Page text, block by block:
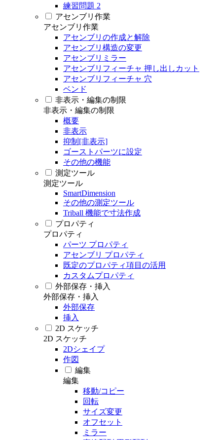
練習問題 2
アセンブリ作業
アセンブリ作業
アセンブリの作成と解除
アセンブリ構造の変更
アセンブリミラー
アセンブリフィーチャ 押し出しカット
アセンブリフィーチャ 穴
ベンド
非表示・編集の制限
非表示・編集の制限
概要
非表示
抑制[非表示]
ゴーストパーツに設定
その他の機能
測定ツール
測定ツール
SmartDimension
その他の測定ツール
Triball 機能で寸法作成
プロパティ
プロパティ
パーツ プロパティ
アセンブリ プロパティ
既定のプロパティ項目の活用
カスタムプロパティ
外部保存・挿入
外部保存・挿入
外部保存
挿入
2D スケッチ
2D スケッチ
2Dシェイプ
作図
編集
編集
移動/コピー
回転
サイズ変更
オフセット
ミラー